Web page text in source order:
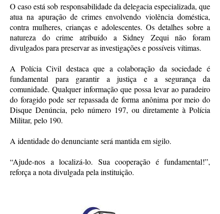
O caso está sob responsabilidade da delegacia especializada, que
atua na apuração de crimes envolvendo violência doméstica,
contra mulheres, crianças e adolescentes. Os detalhes sobre a
natureza do crime atribuído a Sidney Zequi não foram
divulgados para preservar as investigações e possíveis vítimas.
A Polícia Civil destaca que a colaboração da sociedade é
fundamental para garantir a justiça e a segurança da
comunidade. Qualquer informação que possa levar ao paradeiro
do foragido pode ser repassada de forma anônima por meio do
Disque Denúncia, pelo número 197, ou diretamente à Polícia
Militar, pelo 190.
A identidade do denunciante será mantida em sigilo.
“Ajude-nos a localizá-lo. Sua cooperação é fundamental!”,
reforça a nota divulgada pela instituição.